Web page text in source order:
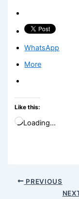
WhatsApp
More
Like this:
Loading…
PREVIOUS